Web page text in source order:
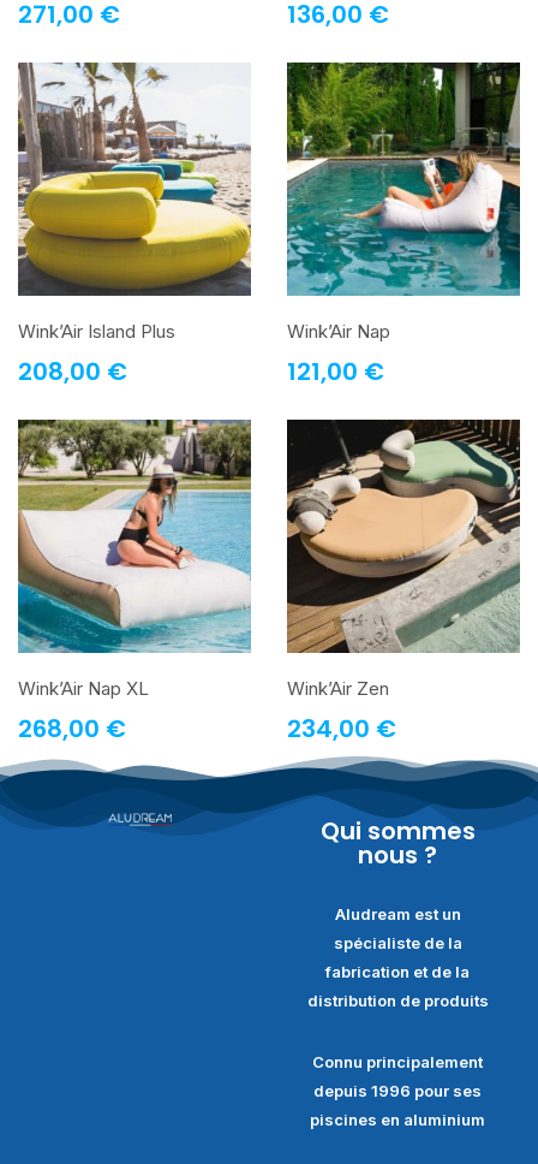
271,00 € 136,00 €
Wink’Air Island Plus
208,00 €
Wink’Air Nap
121,00 €
Wink’Air Nap XL
268,00 €
Wink’Air Zen
234,00 €
Qui sommes
nous ?
Aludream est un
spécialiste de la
fabrication et de la
distribution de produits
Connu principalement
depuis 1996 pour ses
piscines en aluminium